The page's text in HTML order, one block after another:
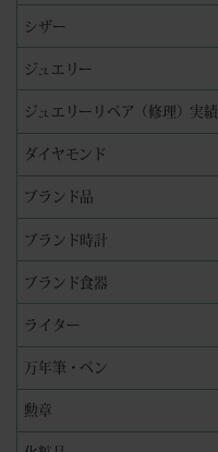
シザー
ジュエリー
ジュエリーリペア（修理）実績
ダイヤモンド
ブランド品
ブランド時計
ブランド食器
ライター
万年筆・ペン
勲章